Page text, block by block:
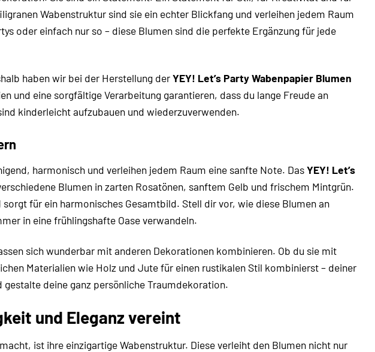
Wabenstruktur sind sie ein echter Blickfang und verleihen jedem Raum
oder einfach nur so – diese Blumen sind die perfekte Ergänzung für jede
haben wir bei der Herstellung derYEY! Let’s Party Wabenpapier Blumen
und eine sorgfältige Verarbeitung garantieren, dass du lange Freude an
kinderleicht aufzubauen und wiederzuverwenden.
harmonisch und verleihen jedem Raum eine sanfte Note. DasYEY! Let’s
Blumen in zarten Rosatönen, sanftem Gelb und frischem Mintgrün.
für ein harmonisches Gesamtbild. Stell dir vor, wie diese Blumen an
in eine frühlingshafte Oase verwandeln.
sich wunderbar mit anderen Dekorationen kombinieren. Ob du sie mit
Materialien wie Holz und Jute für einen rustikalen Stil kombinierst – deiner
deine ganz persönliche Traumdekoration.
und Eleganz vereint
ist ihre einzigartige Wabenstruktur. Diese verleiht den Blumen nicht nur